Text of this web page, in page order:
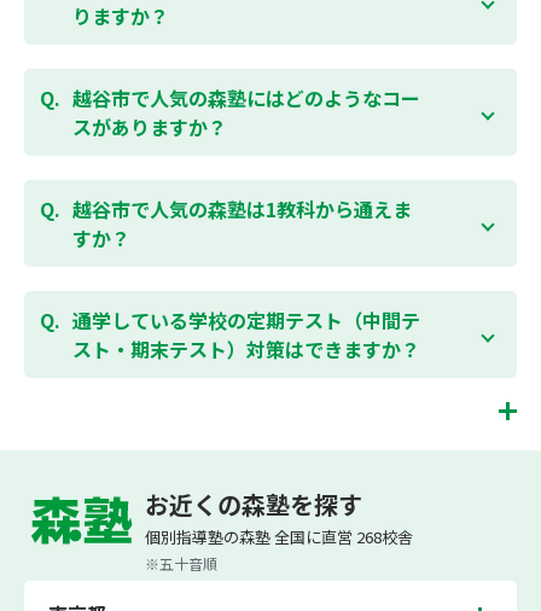
い。自動返信メールで【すぐ】にご確認いただけま
す。
りますか？
通常期には最大1ヶ月の無料体験を受付しておりま
す。また、春休み、夏休み、冬休みの講習では「4日
間～5日間の無料体験」授業を受けていただくことが
可能です。個別指導塾 森塾の無料体験については
越谷市で人気の森塾にはどのようなコー
スがありますか？
個別指導塾 森塾では、小学生・中学生・高校生のコー
スがあり、それぞれ学校のテストの点数アップを目的
としたコースとなっております。その他、小学生用の
英検®対策や、基礎学力を身につけるDOJOなど、オプ
お問合わせください。
お問合わせはこちら
越谷市で人気の森塾は1教科から通えま
すか？
はい、1教科、週1日から受講いただけます。自分から
勉強できる習慣をつけるために最初は1から2教科での
受講をおすすめしております。まずはお気軽にご相談
ください。
通学している学校の定期テスト（中間テ
スト・期末テスト）対策はできますか？
す。森塾では、テスト直前に自分の予定にあわせて、
ちろん、普段習っていない科目（理科・社会など）も
可能です。 普段忙しくてなかなか手が回らない科目
も、テスト前に集中して対策できると好評です。
森塾は、（株）スプリックスが運営する「先生１人に生徒２人まで」で「保護者の
方にも安心の授業料」の塾・個別指導塾です。
小学生は3科目（算数・英語・国語）[個別]とDOJO[集団]、中学生は5科目（数
学・英語・国語・理科・社会）、高校生は7科目（数学・英語・国語[古典・現代
お近くの森塾を探す
個別指導塾の森塾 全国に直営 268校舎
※五十音順